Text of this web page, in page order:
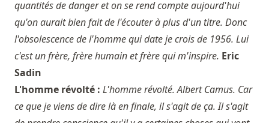
quantités de danger et on se rend compte aujourd'hui
qu'on aurait bien fait de l'écouter à plus d'un titre. Donc
l'obsolescence de l'homme qui date je crois de 1956. Lui
c'est un frère, frère humain et frère qui m'inspire. Eric
Sadin
L'homme révolté : L'homme révolté. Albert Camus. Car
ce que je viens de dire là en finale, il s'agit de ça. Il s'agit